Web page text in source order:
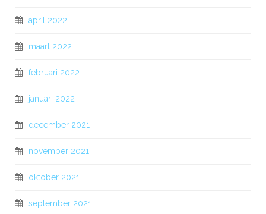
april 2022
maart 2022
februari 2022
januari 2022
december 2021
november 2021
oktober 2021
september 2021